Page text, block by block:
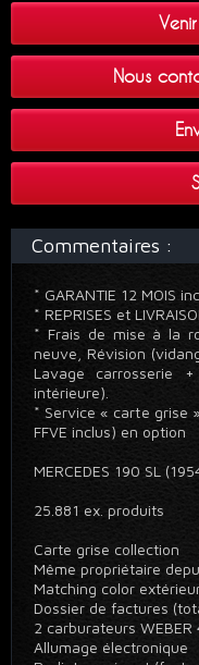
Nous
Commentaires :
* GARANTIE 12 MOIS
* REPRISES et
* Frais de mise à la
neuve, Révision
Lavage carrosserie
intérieure).
* Service « carte grise
FFVE inclus) en option
MERCEDES 190 SL
25.881 ex. produits
Carte grise collection
Même propriétaire
Matching color
Dossier de factures
2 carburateurs
Allumage électronique